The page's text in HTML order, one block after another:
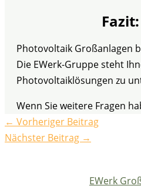
Photovoltaik Großanlagen
Die EWerk-Gruppe steht
Photovoltaiklösungen zu
Wenn Sie weitere Fragen
← Vorheriger Beitrag
Nächster Beitrag →
EWerk